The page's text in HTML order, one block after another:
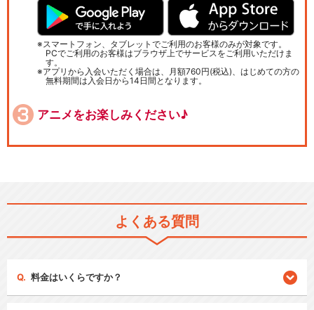
スマートフォン、タブレットでご利用のお客様のみが対象です。
PCでご利用のお客様はブラウザ上でサービスをご利用いただけま
す。
アプリから入会いただく場合は、月額760円(税込)、はじめての方の
無料期間は入会日から14日間となります。
アニメをお楽しみください♪
よくある質問
料金はいくらですか？